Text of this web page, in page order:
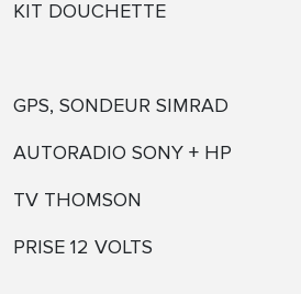
KIT DOUCHETTE
GPS, SONDEUR SIMRAD
AUTORADIO SONY + HP
TV THOMSON
PRISE 12 VOLTS